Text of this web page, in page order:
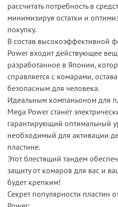
рассчитать потребность в
минимизируя остатки и
покупку.
В состав высокоэффективной
Power входит действующее
разработанное в Японии,
справляется с комарами,
безопасным для человека.
Идеальным компаньоном для
Mega Power станет
гарантирующий оптимальный
необходимый для активации
пластине.
Этот блестящий тандем
защиту от комаров для вас и
будет крепким!
Секрет популярности пластин